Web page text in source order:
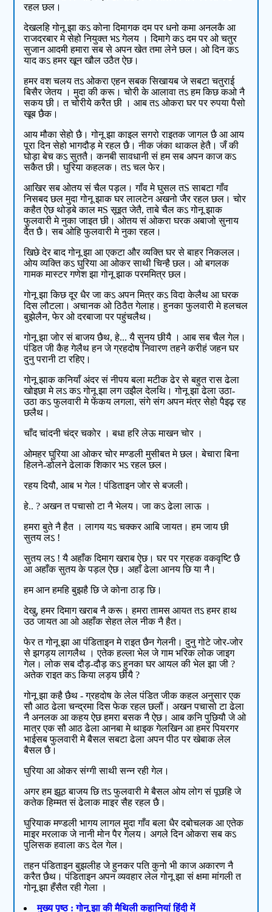
रहल छल।
देखलहि गोनू झा कऽ कोना दिमागक दम पर धनो कमा अनलकै आ
राजदरबार मे सेहो नियुक्त भऽ गेलय । दिमागे कऽ दम पर ओ चतुर
सुजान आदमी हमारा सब से अपन खेत तमा लेने छल। ओ दिन कऽ
याद कऽ हमर खून खौल उठैत ऐछ।
हमर वश चलय तऽ ओकरा एहन सबक सिखायब जे सबटा चतुराई
बिसैर जेतय । मुदा की करू। चोरी के आलावा तऽ हम किछ कओ नै
सकय छी। त चोरीये करैत छी । आब तऽ ओकरा घर पर रुपया पैसो
खूब छैक।
आय मौका सेहो छै। गोनू झा काइल सगरो राइतक जागल छै आ आय
पूरा दिन सेहो भागदौड़ मे रहल छै। नीक जंका थाकल हेतै। जँ की
घोड़ा बेच कऽ सुततै। कनबी सावधानी सं हम सब अपन काज कऽ
सकैत छी। घुरिया कहलक। तऽ चल फेर।
आखिर सब ओतय सं चैल पड़ल। गाँव मे घुसल तS साबटा गाँव
निसबद छल मुदा गोनू झाक घर लालटेन अखनो जैर रहल छल। चोर
कहैत ऐछ थोड़बे काल मS सूइत जेतै, ताबे चैल कऽ गोनू झाक
फुलवारी मे नुका जाइत छी। ओतय सं ओकरा घरक अबाजो सुनाय
दैत छै। सब ओहि फुलवारी मे नुका रहल।
खिछे देर बाद गोनू झा आ एकटा और व्यक्ति घर से बाहर निकलल।
ओय व्यक्ति कऽ घुरिया आ ओकर साथी चिन्है छल। ओ बगलक
गामक मास्टर गणेश झा गोनू झाक परममित्र छल।
गोनू झा किछ दूर धैर जा कऽ अपन मित्र कऽ विदा केलैथ आ घरक
दिस लौटला। अचानक ओ ठिठैत गेलाह। हुनका फुलवारी मे हलचल
बुझेलैन, फेर ओ दरबाजा पर पहुंचलैथ।
गोनू झा जोर सं बाजय छैथ, हे... यै सुनय छीयै । आब सब चैल गेल।
पंडित जी कैह गेलैथ हन जे ग्रहदोष निवारण तहने करीहं जहन घर
दुनु परानी टा रहिए।
गोनू झाक कनियाँ अंदर सं नीपय बला मटीक ढेर से बहुत रास ढेला
खोइछा मे लऽ कऽ गोनू झा लग उझैल देलथि। गोनू झा ढेला उठा-
उठा कऽ फुलवारी मे फेंकय लगला, संगे संग अपन मंत्र सेहो पैइढ़ रह
छलैथ।
चाँद चांदनी चंद्र चकोर । बधा हरि लेऊ माखन चोर ।
ओमहर घुरिया आ ओकर चोर मण्डली मुसीबत मे छल। बेचारा बिना
हिलने-डोलने ढेलाक शिकार भऽ रहल छल।
रहय दियौ, आब भ गेल ! पंडिताइन जोर से बजली।
हे.. ? अखन त पचासो टा नै भेलय। जा कऽ ढेला लाऊ ।
हमरा बुते नै हैत । लागय यऽ चक्कर आबि जायत। हम जाय छी
सुतय लऽ !
सुतय लऽ ! यै अहाँक दिमाग खराब ऐछ। घर पर ग्रहक वकवृष्टि छै
आ अहाँक सुतय के पड़ल ऐछ। अहाँ ढेला आनय छि या नै।
हम आन हमहि बुझहै छि जे कोना ठाड़ छि।
देखु, हमर दिमाग खराब नै करू। हमरा तामस आयत तऽ हमर हाथ
उठ जायत आ ओ अहाँक सेहत लेल नीक नै हैत।
फेर त गोनू झा आ पंडिताइन मे राइत छैन गेलनी। दुनु गोटे जोर-जोर
से झगड़य लागलैथ । एतेक हल्ला भेल जे गाम भरिक लोक जाइग
गेल। लोक सब दौड़-दौड़ कऽ हुनका घर आयल की भेल झा जी ?
अतेक राइत कऽ किया लड़य छीयै ?
गोनू झा कहै छैथ - ग्रहदोष के लेल पंडित जीक कहल अनुसार एक
सौ आठ ढेला चन्द्रमा दिस फेक रहल छलौं। अखन पचासो टा ढेला
नै अनलक आ कहय ऐछ हमरा बसक नै ऐछ। आब कनि पुछियौ जे ओ
मात्र एक सौ आठ ढेला आनबा मे थाइक गेलखिन आ हमर पियरगर
भाईसब फुलवारी मे बैसल सबटा ढेला अपन पीठ पर खेबाक लेल
बैसल छै।
घुरिया आ ओकर संग्गी साथी सन्न रही गेल।
अगर हम झूठ बाजय छि तऽ फुलवारी मे बैसल ओय लोग सं पूछहि जे
कतेक हिम्मत सं ढेलाक माइर सैह रहल छै।
घुरियाक मण्डली भागय लागल मुदा गाँव बला धैर दबोचलक आ एतेक
माइर मरलाक जे नानी मोन पैर गेलय। अगले दिन ओकरा सब कऽ
पुलिसक हवाला कऽ देल गेल।
तहन पंडिताइन बुझलीह जे हुनकर पति कुनो भी काज अकारण नै
करैत छैथ। पंडिताइन अपन व्यवहार लेल गोनू झा सं क्षमा मांगली त
गोनू झा हँसैत रही गेला ।
मुख्य पृष्ठ : गोनू झा की मैथिली कहानियां हिंदी में